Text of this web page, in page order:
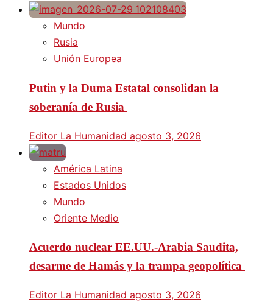
Mundo
Rusia
Unión Europea
Putin y la Duma Estatal consolidan la
soberanía de Rusia
Editor La Humanidad agosto 3, 2026
América Latina
Estados Unidos
Mundo
Oriente Medio
Acuerdo nuclear EE.UU.-Arabia Saudita,
desarme de Hamás y la trampa geopolítica
Editor La Humanidad agosto 3, 2026